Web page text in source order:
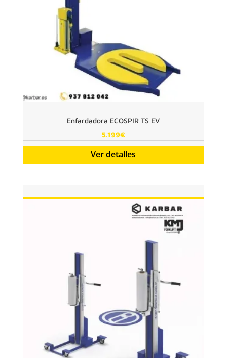
Enfardadora ECOSPIR TS EV
5.199€
Ver detalles